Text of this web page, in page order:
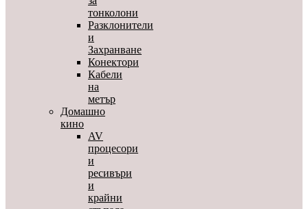
тонколони
Разклонители
и
Захранване
Конектори
Кабели
на
метър
Домашно
кино
AV
процесори
и
ресивъри
и
крайни